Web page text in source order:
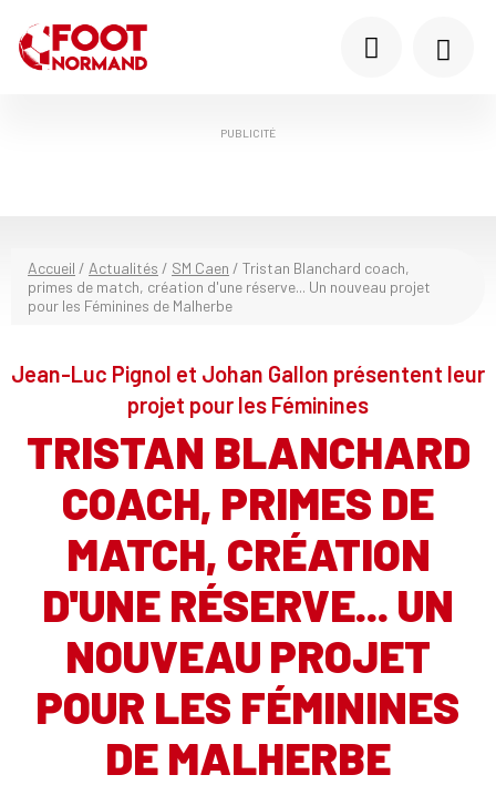
PUBLICITÉ
Accueil / Actualités / SM Caen / Tristan Blanchard coach,
primes de match, création d'une réserve... Un nouveau projet
pour les Féminines de Malherbe
Jean-Luc Pignol et Johan Gallon présentent leur
projet pour les Féminines
TRISTAN BLANCHARD
COACH, PRIMES DE
MATCH, CRÉATION
D'UNE RÉSERVE... UN
NOUVEAU PROJET
POUR LES FÉMININES
DE MALHERBE